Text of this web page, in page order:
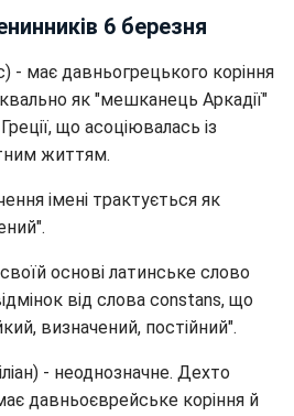
6 березня
- має давньогрецького коріння
як "мешканець Аркадії"
що асоціювалась із
життям.
імені трактується як
основі латинське слово
від слова constans, що
визначений, постійний".
- неоднозначне. Дехто
давньоєврейське коріння й